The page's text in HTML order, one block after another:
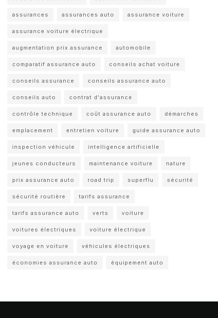
assurances assurances auto assurance voiture
assurance voiture électrique
augmentation prix assurance automobile
comparatif assurance auto conseils achat voiture
conseils assurance conseils assurance auto
conseils auto contrat d'assurance
contrôle technique coût assurance auto démarches
emplacement entretien voiture guide assurance auto
inspection véhicule intelligence artificielle
jeunes conducteurs maintenance voiture nature
prix assurance auto road trip superflu sécurité
sécurité routière tarifs assurance
tarifs assurance auto verts voiture
voitures électriques voiture électrique
voyage en voiture véhicules électriques
économies assurance auto équipement auto